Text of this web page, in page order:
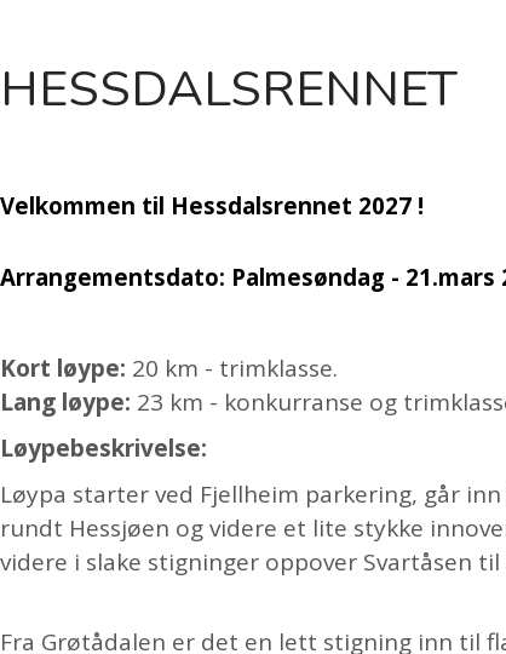
HESSDALSRENNET
Velkommen til Hessdalsrennet 2027 !
Arrangementsdato: Palmesøndag - 21.mars
Kort løype: 20 km - trimklasse.
Lang løype: 23 km - konkurranse og
Løypebeskrivelse:
Løypa starter ved Fjellheim parkering, går
rundt Hessjøen og videre et lite stykke
videre i slake stigninger oppover Svartåsen
Fra Grøtådalen er det en lett stigning inn til